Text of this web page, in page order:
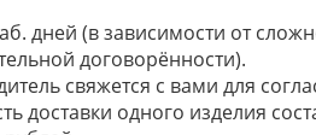
дней (в зависимости от
договорённости).
свяжется с вами для
доставки одного изделия